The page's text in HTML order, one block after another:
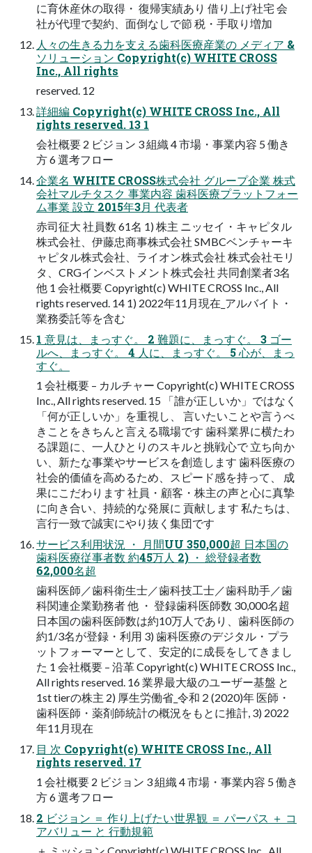
に育休産休の取得・ 復帰実績あり 借り上げ社宅 会
社が代理で契約、面倒なしで節 税・手取り増加
⼈々の⽣きる⼒を⽀える⻭科医療産業の メディア &
ソリューション Copyright(c) WHITE CROSS
Inc., All rights
reserved. 12
詳細編 Copyright(c) WHITE CROSS Inc., All
rights reserved. 13 1
会社概要 2 ビジョン 3 組織 4 市場・事業内容 5 働き
⽅ 6 選考フロー
企業名 WHITE CROSS株式会社 グループ企業 株式
会社マルチタスク 事業内容 ⻭科医療プラットフォー
ム事業 設⽴ 2015年3⽉ 代表者
⾚司征⼤ 社員数 61名 1) 株主 ニッセイ・キャピタル
株式会社、伊藤忠商事株式会社 SMBCベンチャーキ
ャピタル株式会社、ライオン株式会社 株式会社モリ
タ、CRGインベストメント株式会社 共同創業者3名
他 1 会社概要 Copyright(c) WHITE CROSS Inc., All
rights reserved. 14 1) 2022年11月現在_アルバイト・
業務委託等を含む
1 意⾒は、まっすぐ。 2 難題に、まっすぐ。 3 ゴー
ルへ、まっすぐ。 4 ⼈に、まっすぐ。 5 ⼼が、まっ
すぐ。
1 会社概要 – カルチャー Copyright(c) WHITE CROSS
Inc., All rights reserved. 15 「誰が正しいか」ではなく
「何が正しいか」を重視し、 ⾔いたいことや⾔うべ
きことをきちんと⾔える職場です ⻭科業界に横たわ
る課題に、⼀⼈ひとりのスキルと挑戦⼼で ⽴ち向か
い、新たな事業やサービスを創造します ⻭科医療の
社会的価値を⾼めるため、スピード感を持って、 成
果にこだわります 社員・顧客・株主の声と⼼に真摯
に向き合い、持続的な発展に 貢献します 私たちは、
⾔⾏⼀致で誠実にやり抜く集団です
サービス利⽤状況 ・ ⽉間UU 350,000超 ⽇本国の
⻭科医療従事者数 約45万⼈ 2) ・ 総登録者数
62,000名超
⻭科医師／⻭科衛⽣⼠／⻭科技⼯⼠／⻭科助⼿／⻭
科関連企業勤務者 他 ・ 登録⻭科医師数 30,000名超
⽇本国の⻭科医師数は約10万⼈であり、⻭科医師の
約1/3名が登録・利⽤ 3) ⻭科医療のデジタル・プラ
ットフォーマーとして、安定的に成⻑をしてきまし
た 1 会社概要 – 沿革 Copyright(c) WHITE CROSS Inc.,
All rights reserved. 16 業界最⼤級のユーザー基盤 と
1st tierの株主 2) 厚生労働省_令和２(2020)年 医師・
歯科医師・薬剤師統計の概況をもとに推計, 3) 2022
年11月現在
目 次 Copyright(c) WHITE CROSS Inc., All
rights reserved. 17
1 会社概要 2 ビジョン 3 組織 4 市場・事業内容 5 働き
⽅ 6 選考フロー
2 ビジョン ＝ 作り上げたい世界観 ＝ パーパス ＋ コ
アバリュー と 行動規範